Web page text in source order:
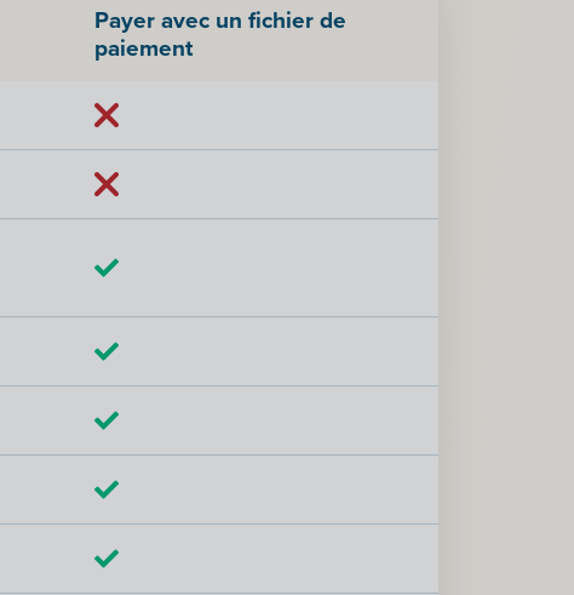
Payer avec un fichier de
paiement